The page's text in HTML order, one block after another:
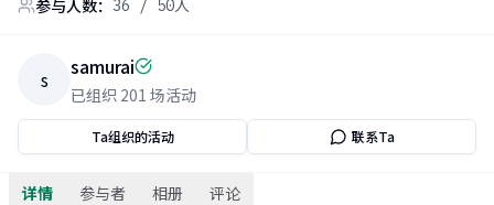
参与人数： 36 / 50人
s samurai
已组织 201 场活动
Ta组织的活动 联系Ta
详情 参与者 相册 评论